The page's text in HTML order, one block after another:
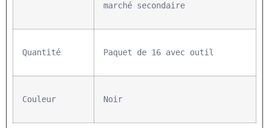
marché secondaire
Quantité Paquet de 16 avec outil
Couleur Noir